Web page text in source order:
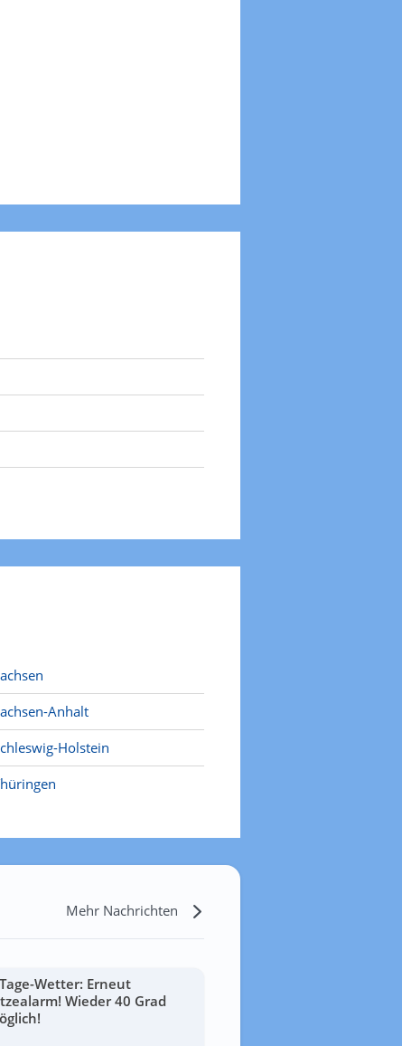
Anhalt
Holstein
Mehr Nachrichten
Wetter: Erneut
Wieder 40 Grad